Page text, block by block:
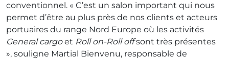
conventionnel. « C’est un salon important qui nous
permet d’être au plus près de nos clients et acteurs
portuaires du range Nord Europe où les activités
General cargoet Roll on-Roll offsont très présentes
», souligne Martial Bienvenu, responsable de